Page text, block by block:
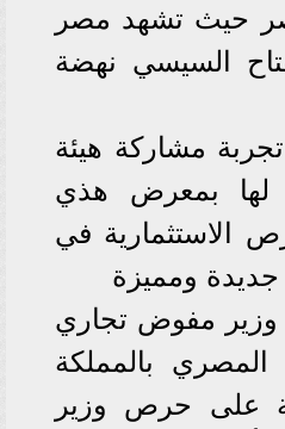
حيث تشهد مصر
السيسي نهضة
مشاركة هيئة
لها بمعرض هذي
الاستثمارية في
جديدة ومميزة
وزير مفوض تجاري
المصري بالمملكة
على حرص وزير